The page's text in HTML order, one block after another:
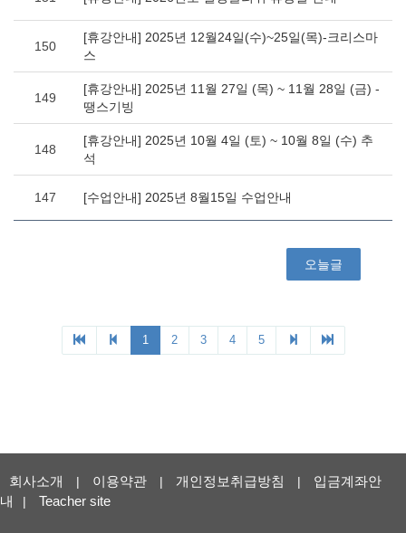
회사소개 | 이용약관 | 개인정보취급방침 |
입금계좌안
내
| Teacher site